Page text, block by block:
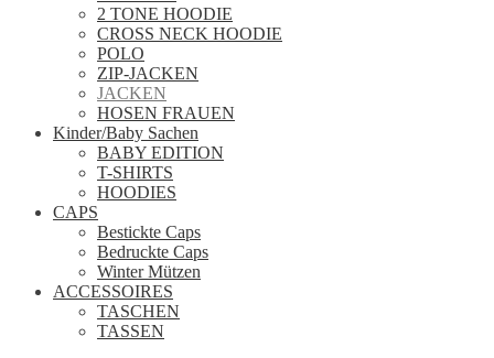
2 TONE HOODIE
CROSS NECK HOODIE
POLO
ZIP-JACKEN
JACKEN
HOSEN FRAUEN
Kinder/Baby Sachen
BABY EDITION
T-SHIRTS
HOODIES
CAPS
Bestickte Caps
Bedruckte Caps
Winter Mützen
ACCESSOIRES
TASCHEN
TASSEN